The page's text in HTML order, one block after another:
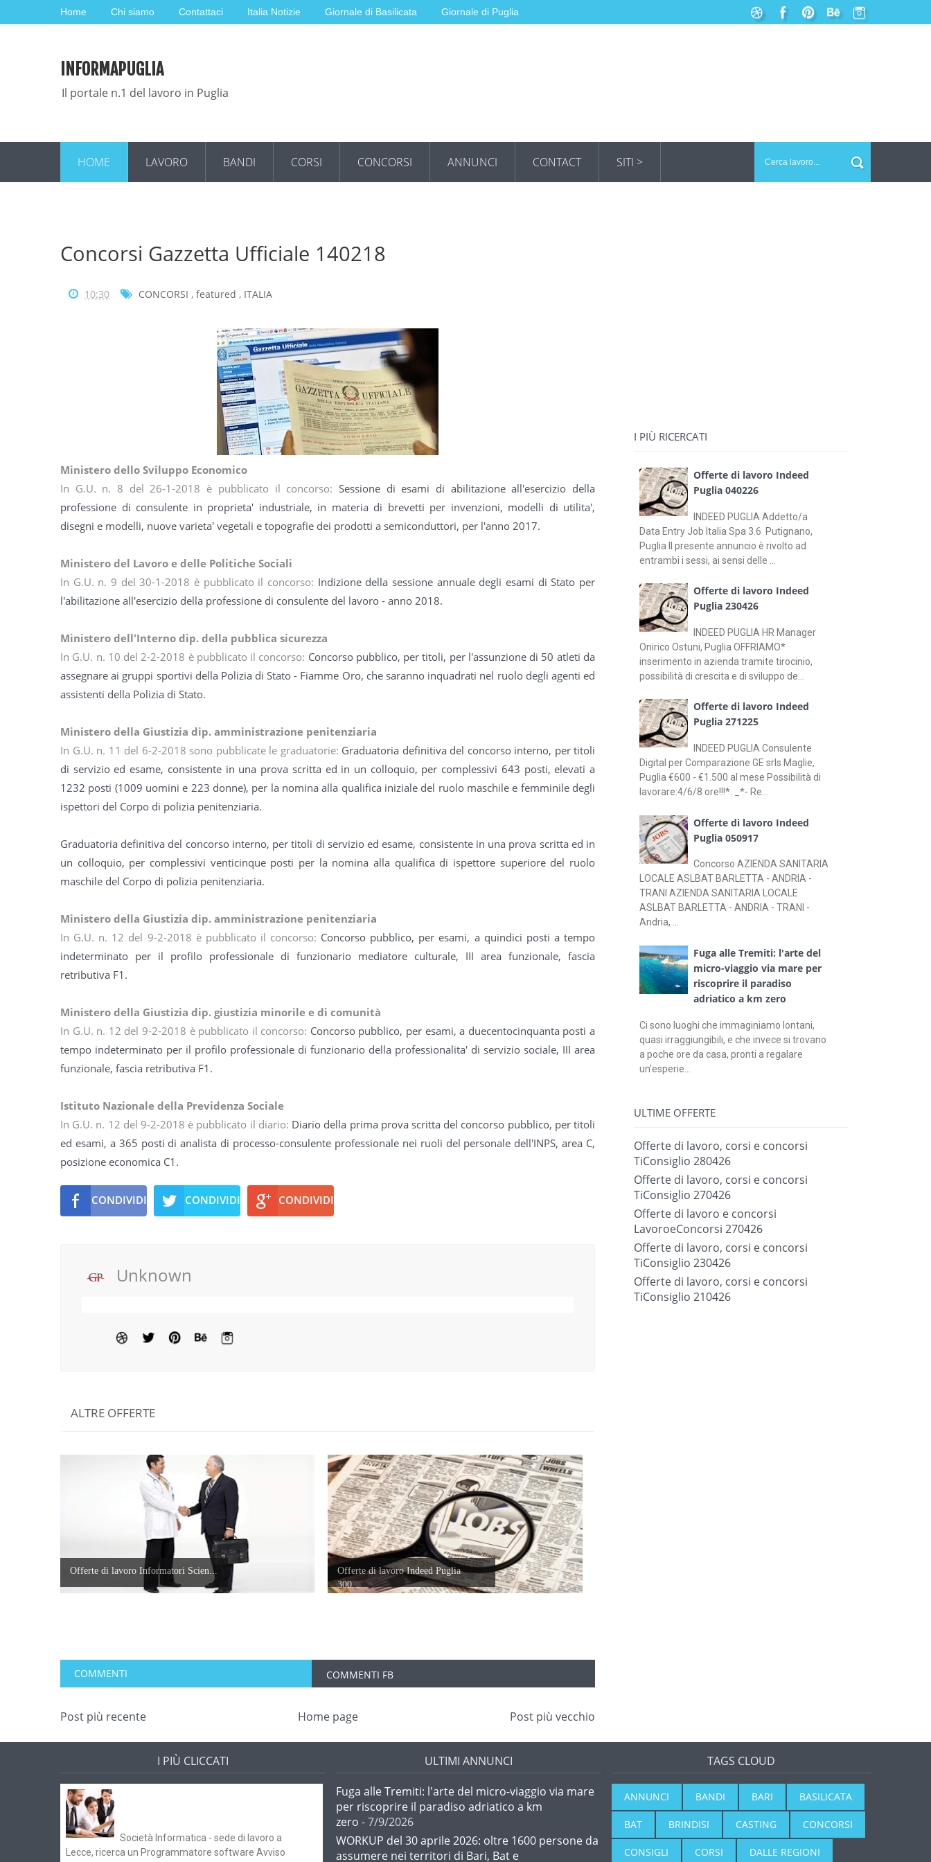
Home Chi siamo Contattaci Italia Notizie Giornale di Basilicata Giornale di Puglia
INFORMAPUGLIA
Il portale n.1 del lavoro in Puglia
HOME LAVORO BANDI CORSI CONCORSI ANNUNCI CONTACT SITI >
Concorsi Gazzetta Ufficiale 140218
10:30 CONCORSI , featured , ITALIA
Ministero dello Sviluppo Economico
In G.U. n. 8 del 26-1-2018 è pubblicato il concorso: Sessione di esami di abilitazione all'esercizio della
professione di consulente in proprieta' industriale, in materia di brevetti per invenzioni, modelli di utilita',
disegni e modelli, nuove varieta' vegetali e topografie dei prodotti a semiconduttori, per l'anno 2017.
Ministero del Lavoro e delle Politiche Sociali
In G.U. n. 9 del 30-1-2018 è pubblicato il concorso: Indizione della sessione annuale degli esami di Stato per
l'abilitazione all'esercizio della professione di consulente del lavoro - anno 2018.
Ministero dell'Interno dip. della pubblica sicurezza
In G.U. n. 10 del 2-2-2018 è pubblicato il concorso: Concorso pubblico, per titoli, per l'assunzione di 50 atleti da
assegnare ai gruppi sportivi della Polizia di Stato - Fiamme Oro, che saranno inquadrati nel ruolo degli agenti ed
assistenti della Polizia di Stato.
Ministero della Giustizia dip. amministrazione penitenziaria
In G.U. n. 11 del 6-2-2018 sono pubblicate le graduatorie: Graduatoria definitiva del concorso interno, per titoli
di servizio ed esame, consistente in una prova scritta ed in un colloquio, per complessivi 643 posti, elevati a
1232 posti (1009 uomini e 223 donne), per la nomina alla qualifica iniziale del ruolo maschile e femminile degli
ispettori del Corpo di polizia penitenziaria.
Graduatoria definitiva del concorso interno, per titoli di servizio ed esame, consistente in una prova scritta ed in
un colloquio, per complessivi venticinque posti per la nomina alla qualifica di ispettore superiore del ruolo
maschile del Corpo di polizia penitenziaria.
Ministero della Giustizia dip. amministrazione penitenziaria
In G.U. n. 12 del 9-2-2018 è pubblicato il concorso: Concorso pubblico, per esami, a quindici posti a tempo
indeterminato per il profilo professionale di funzionario mediatore culturale, III area funzionale, fascia
retributiva F1.
Ministero della Giustizia dip. giustizia minorile e di comunità
In G.U. n. 12 del 9-2-2018 è pubblicato il concorso: Concorso pubblico, per esami, a duecentocinquanta posti a
tempo indeterminato per il profilo professionale di funzionario della professionalita' di servizio sociale, III area
funzionale, fascia retributiva F1.
Istituto Nazionale della Previdenza Sociale
In G.U. n. 12 del 9-2-2018 è pubblicato il diario: Diario della prima prova scritta del concorso pubblico, per titoli
ed esami, a 365 posti di analista di processo-consulente professionale nei ruoli del personale dell'INPS, area C,
posizione economica C1.
CONDIVIDI CONDIVIDI CONDIVIDI
Unknown
ALTRE OFFERTE
Offerte di lavoro Informatori Scien...
Offerte di lavoro Indeed Puglia
300...
COMMENTI COMMENTI FB
Post più recente Post più vecchio
Home page
I PIÙ RICERCATI
Offerte di lavoro Indeed
Puglia 040226
INDEED PUGLIA Addetto/a
Data Entry Job Italia Spa 3.6 Putignano,
Puglia Il presente annuncio è rivolto ad
entrambi i sessi, ai sensi delle ...
Offerte di lavoro Indeed
Puglia 230426
INDEED PUGLIA HR Manager
Onirico Ostuni, Puglia OFFRIAMO*
inserimento in azienda tramite tirocinio,
possibilità di crescita e di sviluppo de...
Offerte di lavoro Indeed
Puglia 271225
INDEED PUGLIA Consulente
Digital per Comparazione GE srls Maglie,
Puglia €600 - €1.500 al mese Possibilità di
lavorare:4/6/8 ore!!!*. _*- Re...
Offerte di lavoro Indeed
Puglia 050917
Concorso AZIENDA SANITARIA
LOCALE ASLBAT BARLETTA - ANDRIA -
TRANI AZIENDA SANITARIA LOCALE
ASLBAT BARLETTA - ANDRIA - TRANI -
Andria, ...
Fuga alle Tremiti: l'arte del
micro-viaggio via mare per
riscoprire il paradiso
adriatico a km zero
Ci sono luoghi che immaginiamo lontani,
quasi irraggiungibili, e che invece si trovano
a poche ore da casa, pronti a regalare
un'esperie...
ULTIME OFFERTE
Offerte di lavoro, corsi e concorsi
TiConsiglio 280426
Offerte di lavoro, corsi e concorsi
TiConsiglio 270426
Offerte di lavoro e concorsi
LavoroeConcorsi 270426
Offerte di lavoro, corsi e concorsi
TiConsiglio 230426
Offerte di lavoro, corsi e concorsi
TiConsiglio 210426
I PIÙ CLICCATI
Società Informatica - sede di lavoro a
Lecce, ricerca un Programmatore software Avviso
ULTIMI ANNUNCI
Fuga alle Tremiti: l'arte del micro-viaggio via mare
per riscoprire il paradiso adriatico a km
zero - 7/9/2026
WORKUP del 30 aprile 2026: oltre 1600 persone da
assumere nei territori di Bari, Bat e
TAGS CLOUD
ANNUNCI BANDI BARI BASILICATA
BAT BRINDISI CASTING CONCORSI
CONSIGLI CORSI DALLE REGIONI